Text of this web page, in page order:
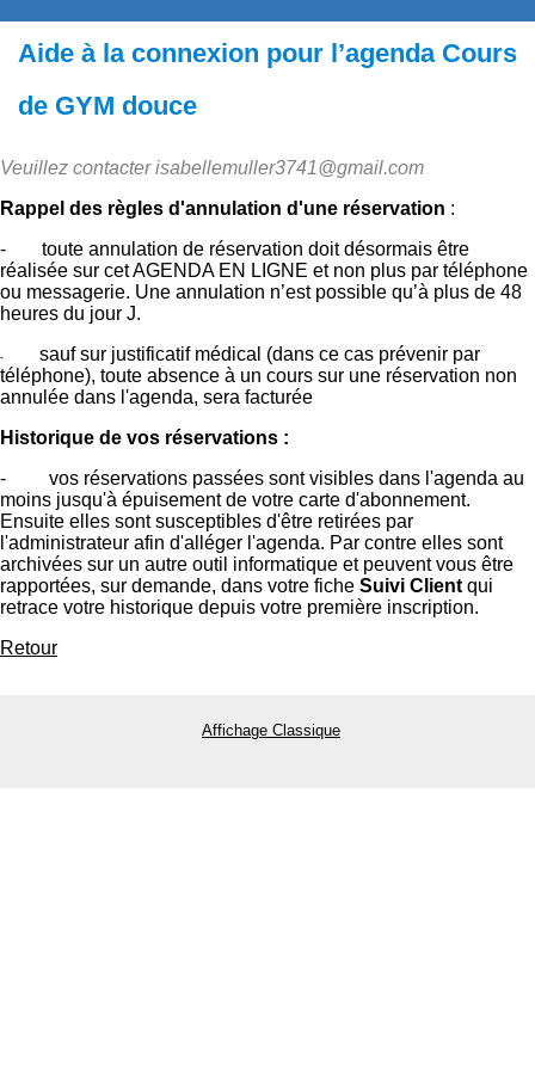
Aide à la connexion pour l’agenda Cours
de GYM douce
Veuillez contacter isabellemuller3741@gmail.com
Rappel des règles d'annulation d'une réservation :
-
toute annulation de réservation doit désormais être
réalisée sur cet AGENDA EN LIGNE et non plus par téléphone
ou messagerie. Une annulation n’est possible qu’à plus de 48
heures du jour J.
- sauf sur justificatif médical (dans ce cas prévenir par
téléphone), toute absence à un cours sur une réservation non
annulée dans l'agenda, sera facturée
Historique de vos réservations :
- vos réservations passées sont visibles dans l'agenda au
moins jusqu'à épuisement de votre carte d'abonnement.
Ensuite elles sont susceptibles d'être retirées par
l'administrateur afin d'alléger l'agenda. Par contre elles sont
archivées sur un autre outil informatique et peuvent vous être
rapportées, sur demande, dans votre fiche Suivi Client qui
retrace votre historique depuis votre première inscription.
Retour
Affichage Classique